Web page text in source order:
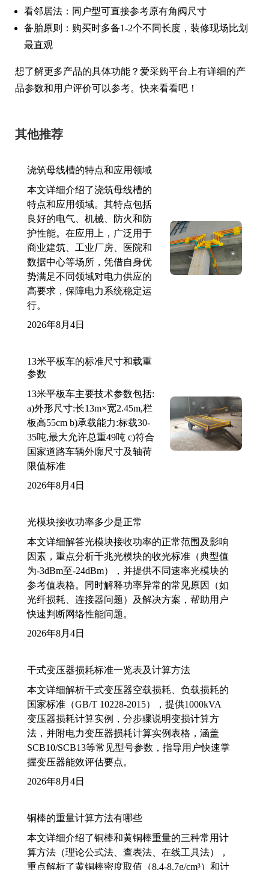
看邻居法：同户型可直接参考原有角阀尺寸
备胎原则：购买时多备1-2个不同长度，装修现场比划
最直观
想了解更多产品的具体功能？爱采购平台上有详细的产
品参数和用户评价可以参考。快来看看吧！
其他推荐
浇筑母线槽的特点和应用领域
本文详细介绍了浇筑母线槽的
特点和应用领域。其特点包括
良好的电气、机械、防火和防
护性能。在应用上，广泛用于
商业建筑、工业厂房、医院和
数据中心等场所，凭借自身优
势满足不同领域对电力供应的
高要求，保障电力系统稳定运
行。
2026年8月4日
13米平板车的标准尺寸和载重
参数
13米平板车主要技术参数包括:
a)外形尺寸:长13m×宽2.45m,栏
板高55cm b)承载能力:标载30-
35吨,最大允许总重49吨 c)符合
国家道路车辆外廓尺寸及轴荷
限值标准
2026年8月4日
光模块接收功率多少是正常
本文详细解答光模块接收功率的正常范围及影响
因素，重点分析千兆光模块的收光标准（典型值
为-3dBm至-24dBm），并提供不同速率光模块的
参考值表格。同时解释功率异常的常见原因（如
光纤损耗、连接器问题）及解决方案，帮助用户
快速判断网络性能问题。
2026年8月4日
干式变压器损耗标准一览表及计算方法
本文详细解析干式变压器空载损耗、负载损耗的
国家标准（GB/T 10228-2015），提供1000kVA
变压器损耗计算实例，分步骤说明变损计算方
法，并附电力变压器损耗计算实例表格，涵盖
SCB10/SCB13等常见型号参数，指导用户快速掌
握变压器能效评估要点。
2026年8月4日
铜棒的重量计算方法有哪些
本文详细介绍了铜棒和黄铜棒重量的三种常用计
算方法（理论公式法、查表法、在线工具法），
重点解析了黄铜棒密度取值（8.4-8.7g/cm³）和计